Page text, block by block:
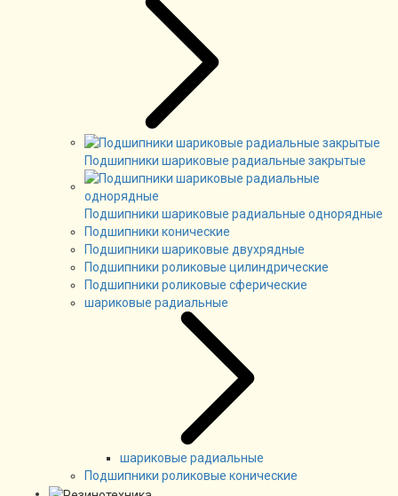
Подшипники шариковые радиальные закрытые
Подшипники шариковые радиальные однорядные
Подшипники конические
Подшипники шариковые двухрядные
Подшипники роликовые цилиндрические
Подшипники роликовые сферические
шариковые радиальные
шариковые радиальные
Подшипники роликовые конические